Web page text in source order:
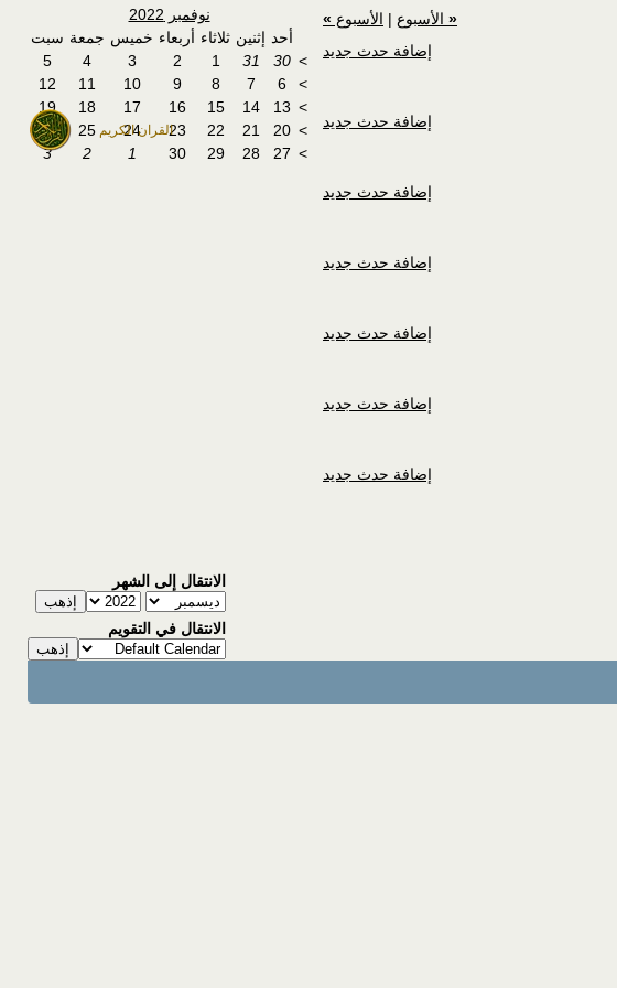
القران الكريم
« الأسبوع | الأسبوع »
إضافة حدث جديد
إضافة حدث جديد
إضافة حدث جديد
إضافة حدث جديد
إضافة حدث جديد
إضافة حدث جديد
إضافة حدث جديد
نوفمبر 2022
أحد إثنين ثلاثاء أربعاء خميس جمعة سبت
>
30
31
1
2
3
4
5
>
6
7
8
9
10
11
12
>
13
14
15
16
17
18
19
>
20
21
22
23
24
25
26
>
27
28
29
30
1
2
3
الانتقال إلى الشهر
الانتقال في التقويم